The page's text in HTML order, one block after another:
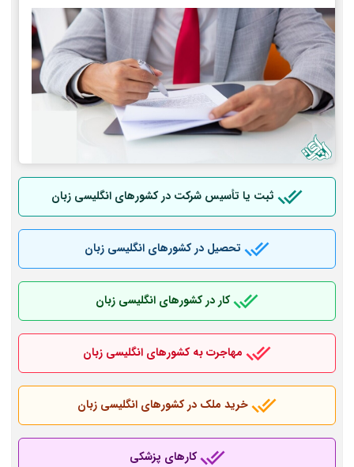
ثبت یا تأسیس شرکت در کشورهای انگلیسی زبان
تحصیل در کشورهای انگلیسی زبان
کار در کشورهای انگلیسی زبان
مهاجرت به کشورهای انگلیسی زبان
خرید ملک در کشورهای انگلیسی زبان
کارهای پزشکی